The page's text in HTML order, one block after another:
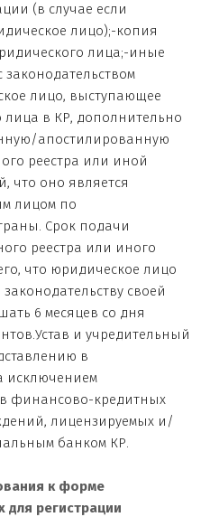
(в случае если
лицо);-копия
лица;-иные
законодательством
лицо, выступающее
лица в КР, дополнительно
апостилированную
реестра или иной
что оно является
лицом по
Срок подачи
реестра или иного
что юридическое лицо
своей
6 месяцев со дня
и учредительный
в
исключением
финансово-кредитных
лицензируемых и/
банком КР.
к форме
регистрации